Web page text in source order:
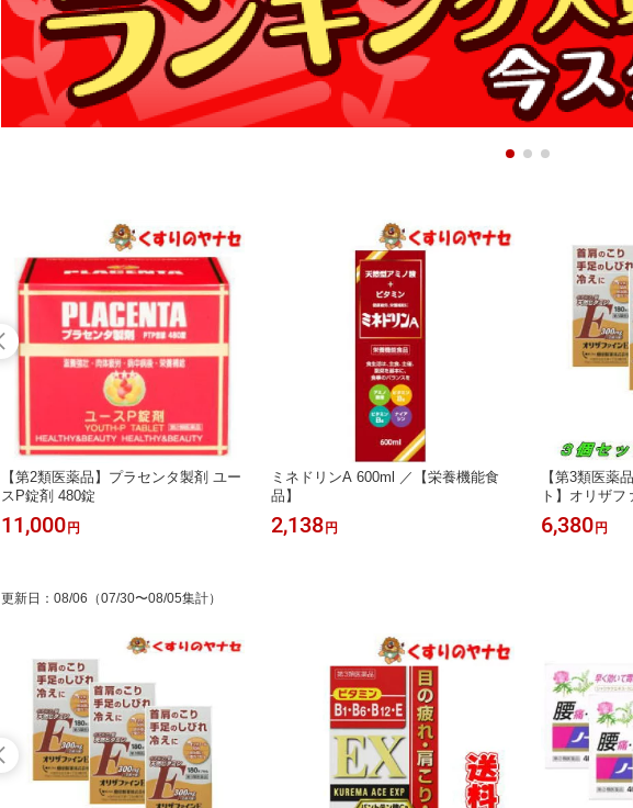
【第2類医薬品】プラセンタ製剤 ユー
スP錠剤 480錠
11,000 円
ミネドリンA 600ml ／【栄養機能食
品】
2,138 円
【第3類医薬
ト】オリザ
個セット ／
ミンE
6,380 円
更新日 ： 08/06 （07/30〜08/05集計）